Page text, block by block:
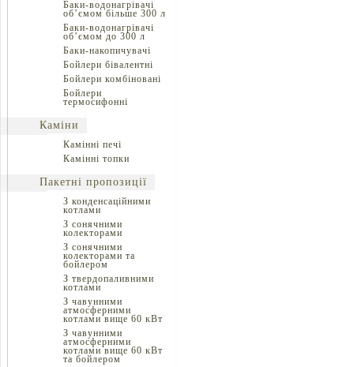
Баки-водонагрівачі
об’ємом більше 300 л
Баки-водонагрівачі
об’ємом до 300 л
Баки-накопичувачі
Бойлери бівалентні
Бойлери комбіновані
Бойлери
термосифонні
Каміни
Камінні печі
Камінні топки
Пакетні пропозиції
З конденсаційними
котлами
З сонячними
колекторами
З сонячними
колекторами та
бойлером
З твердопаливними
котлами
З чавунними
атмосферними
котлами вище 60 кВт
З чавунними
атмосферними
котлами вище 60 кВт
та бойлером